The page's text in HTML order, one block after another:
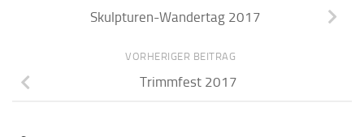
Skulpturen-Wandertag 2017
VORHERIGER BEITRAG
Trimmfest 2017